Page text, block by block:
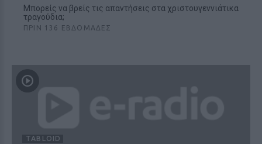
Μπορείς να βρείς τις απαντήσεις στα χριστουγεννιάτικα
τραγούδια;
ΠΡΙΝ 136 ΕΒΔΟΜΆΔΕΣ
TABLOID